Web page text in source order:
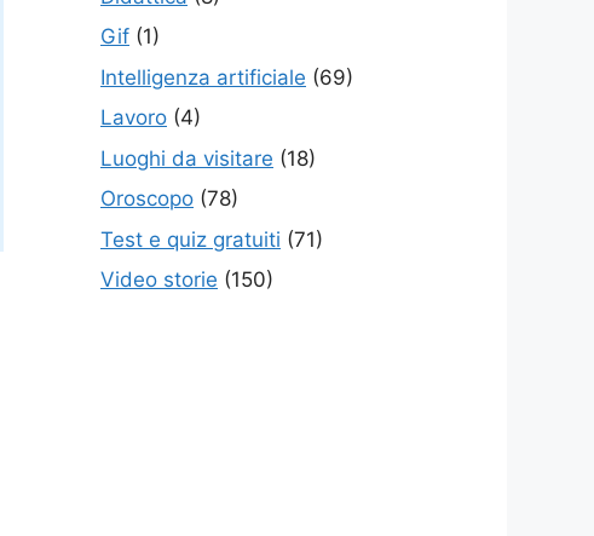
Gif (1)
Intelligenza artificiale (69)
Lavoro (4)
Luoghi da visitare (18)
Oroscopo (78)
Test e quiz gratuiti (71)
Video storie (150)